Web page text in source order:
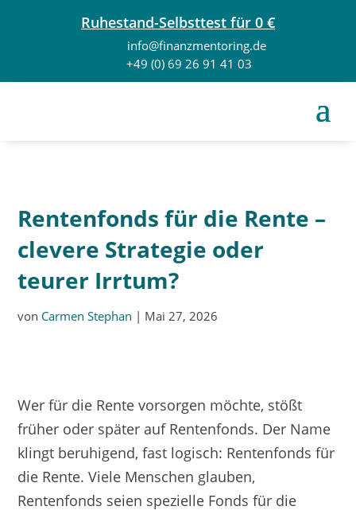
Ruhestand-Selbsttest für 0 €
info@finanzmentoring.de
+49 (0) 69 26 91 41 03
Rentenfonds für die Rente –
clevere Strategie oder
teurer Irrtum?
von Carmen Stephan | Mai 27, 2026
Wer für die Rente vorsorgen möchte, stößt
früher oder später auf Rentenfonds. Der Name
klingt beruhigend, fast logisch: Rentenfonds für
die Rente. Viele Menschen glauben,
Rentenfonds seien spezielle Fonds für die